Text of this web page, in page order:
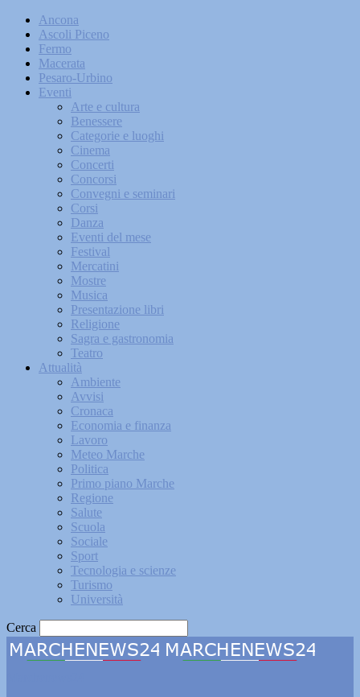
Ancona
Ascoli Piceno
Fermo
Macerata
Pesaro-Urbino
Eventi
Arte e cultura
Benessere
Categorie e luoghi
Cinema
Concerti
Concorsi
Convegni e seminari
Corsi
Danza
Eventi del mese
Festival
Mercatini
Mostre
Musica
Presentazione libri
Religione
Sagra e gastronomia
Teatro
Attualità
Ambiente
Avvisi
Cronaca
Economia e finanza
Lavoro
Meteo Marche
Politica
Primo piano Marche
Regione
Salute
Scuola
Sociale
Sport
Tecnologia e scienze
Turismo
Università
Cerca